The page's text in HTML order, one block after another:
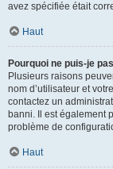
avez spécifiée était
Haut
Pourquoi ne puis-je
Plusieurs raisons
nom d’utilisateur et
contactez un
banni. Il est également
problème de
Haut